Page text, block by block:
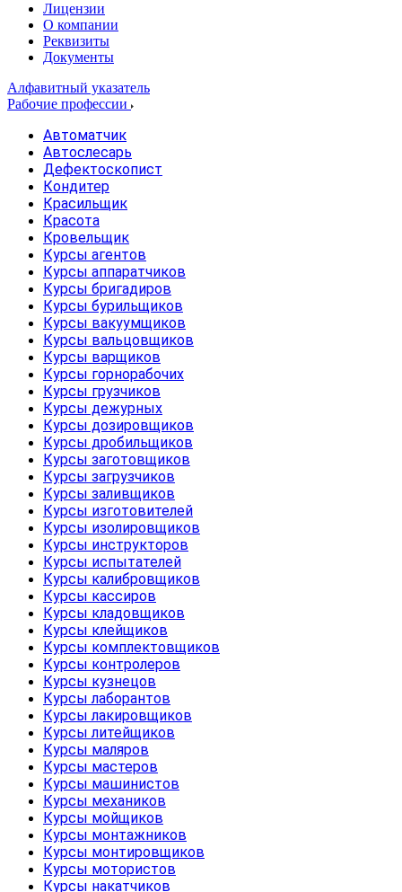
Лицензии
О компании
Реквизиты
Документы
Алфавитный указатель
Рабочие профессии
Автоматчик
Автослесарь
Дефектоскопист
Кондитер
Красильщик
Красота
Кровельщик
Курсы агентов
Курсы аппаратчиков
Курсы бригадиров
Курсы бурильщиков
Курсы вакуумщиков
Курсы вальцовщиков
Курсы варщиков
Курсы горнорабочих
Курсы грузчиков
Курсы дежурных
Курсы дозировщиков
Курсы дробильщиков
Курсы заготовщиков
Курсы загрузчиков
Курсы заливщиков
Курсы изготовителей
Курсы изолировщиков
Курсы инструкторов
Курсы испытателей
Курсы калибровщиков
Курсы кассиров
Курсы кладовщиков
Курсы клейщиков
Курсы комплектовщиков
Курсы контролеров
Курсы кузнецов
Курсы лаборантов
Курсы лакировщиков
Курсы литейщиков
Курсы маляров
Курсы мастеров
Курсы машинистов
Курсы механиков
Курсы мойщиков
Курсы монтажников
Курсы монтировщиков
Курсы мотористов
Курсы накатчиков